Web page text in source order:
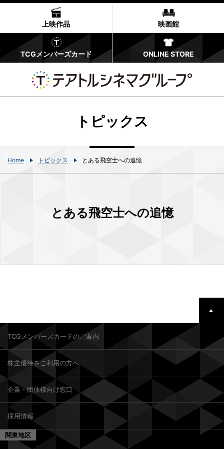
上映作品 映画館
TCGメンバーズカード ONLINE STORE
トピックス
Home トピックス とある飛空士への追憶
とある飛空士への追憶
TCGメンバーズカードのご案内
株主優待をご利用の方へ
企業・団体様向け窓口
採用情報
関東地区